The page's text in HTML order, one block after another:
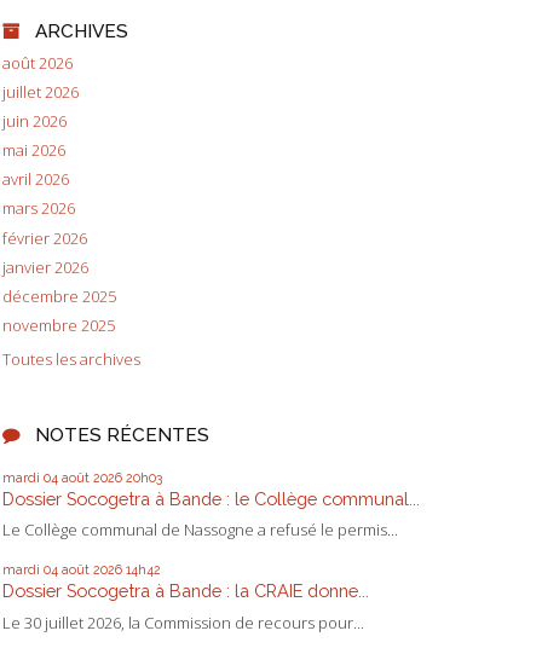
ARCHIVES
août 2026
juillet 2026
juin 2026
mai 2026
avril 2026
mars 2026
février 2026
janvier 2026
décembre 2025
novembre 2025
Toutes les archives
NOTES RÉCENTES
mardi 04 août 2026 20h03
Dossier Socogetra à Bande : le Collège communal...
Le Collège communal de Nassogne a refusé le permis...
mardi 04 août 2026 14h42
Dossier Socogetra à Bande : la CRAIE donne...
Le 30 juillet 2026, la Commission de recours pour...